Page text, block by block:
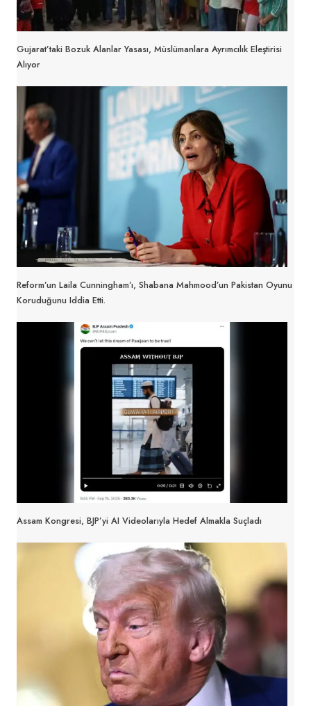
Gujarat’taki Bozuk Alanlar Yasası, Müslümanlara Ayrımcılık Eleştirisi
Alıyor
Reform’un Laila Cunningham’ı, Shabana Mahmood’un Pakistan Oyunu
Koruduğunu Iddia Etti.
Assam Kongresi, BJP’yi AI Videolarıyla Hedef Almakla Suçladı